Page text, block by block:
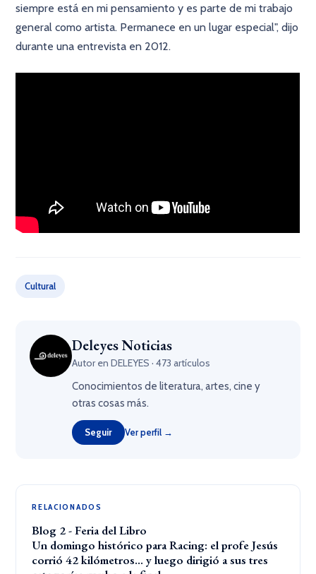
siempre está en mi pensamiento y es parte de mi trabajo
general como artista. Permanece en un lugar especial", dijo
durante una entrevista en 2012.
Cultural
Deleyes Noticias
Autor en DELEYES · 473 artículos
Conocimientos de literatura, artes, cine y
otras cosas más.
Seguir Ver perfil →
RELACIONADOS
Blog 2 - Feria del Libro
Un domingo histórico para Racing: el profe Jesús
corrió 42 kilómetros… y luego dirigió a sus tres